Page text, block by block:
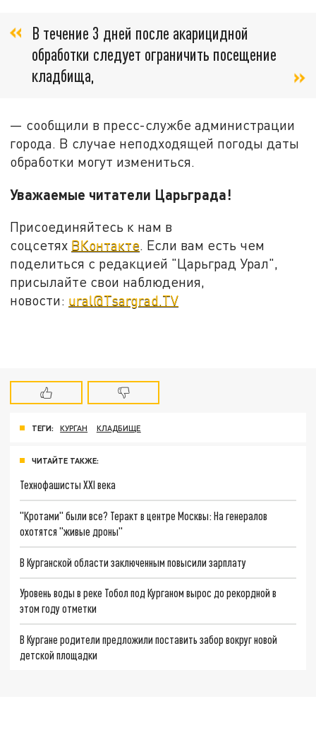
В течение 3 дней после акарицидной
обработки следует ограничить посещение
кладбища,
— сообщили в пресс-службе администрации
города. В случае неподходящей погоды даты
обработки могут измениться.
Уважаемые читатели Царьграда!
Присоединяйтесь к нам в
соцсетях ВКонтакте. Если вам есть чем
поделиться с редакцией "Царьград Урал",
присылайте свои наблюдения,
новости: ural@Tsargrad.TV
ТЕГИ: КУРГАН КЛАДБИЩЕ
ЧИТАЙТЕ ТАКЖЕ:
Технофашисты XXI века
"Кротами" были все? Теракт в центре Москвы: На генералов
охотятся "живые дроны"
В Курганской области заключенным повысили зарплату
Уровень воды в реке Тобол под Курганом вырос до рекордной в
этом году отметки
В Кургане родители предложили поставить забор вокруг новой
детской площадки